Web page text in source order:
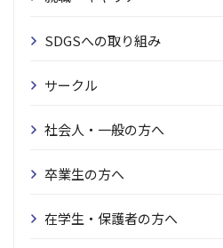
SDGSへの取り組み
サークル
社会人・一般の方へ
卒業生の方へ
在学生・保護者の方へ